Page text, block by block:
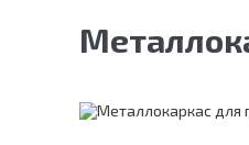
Серия Элегант
Серия Престиж
Перила и поручни
Металлические